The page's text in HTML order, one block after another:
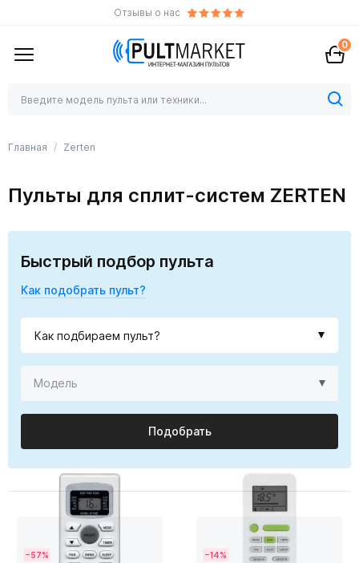
Отзывы о нас
0
Главная Zerten
Пульты для сплит-систем ZERTEN
Быстрый подбор пульта
Как подобрать пульт?
Подобрать
−57% −14%